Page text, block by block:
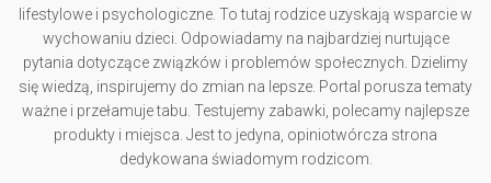
lifestylowe i psychologiczne. To tutaj rodzice uzyskają wsparcie w
wychowaniu dzieci. Odpowiadamy na najbardziej nurtujące
pytania dotyczące związków i problemów społecznych. Dzielimy
się wiedzą, inspirujemy do zmian na lepsze. Portal porusza tematy
ważne i przełamuje tabu. Testujemy zabawki, polecamy najlepsze
produkty i miejsca. Jest to jedyna, opiniotwórcza strona
dedykowana świadomym rodzicom.